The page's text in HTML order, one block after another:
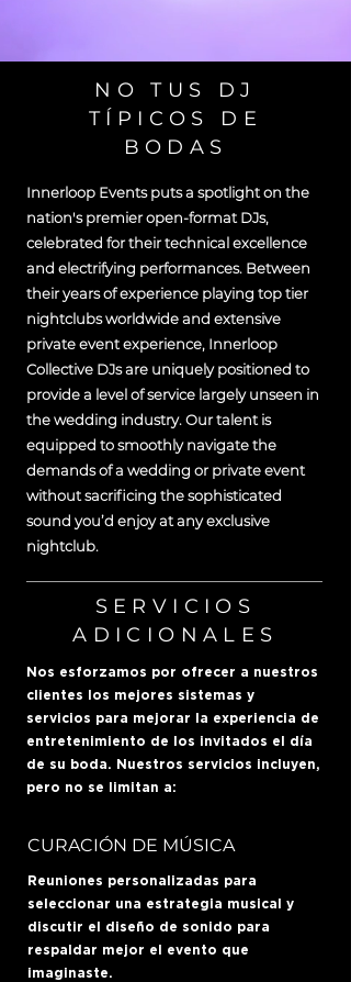
NO TUS DJ
TÍPICOS DE
BODAS
Innerloop Events puts a spotlight on the
nation's premier open-format DJs,
celebrated for their technical excellence
and electrifying performances. Between
their years of experience playing top tier
nightclubs worldwide and extensive
private event experience, Innerloop
Collective DJs are uniquely positioned to
provide a level of service largely unseen in
the wedding industry. Our talent is
equipped to smoothly navigate the
demands of a wedding or private event
without sacrificing the sophisticated
sound you’d enjoy at any exclusive
nightclub.
SERVICIOS
ADICIONALES
Nos esforzamos por ofrecer a nuestros
clientes los mejores sistemas y
servicios para mejorar la experiencia de
entretenimiento de los invitados el día
de su boda. Nuestros servicios incluyen,
pero no se limitan a:
CURACIÓN DE MÚSICA
Reuniones personalizadas para
seleccionar una estrategia musical y
discutir el diseño de sonido para
respaldar mejor el evento que
imaginaste.